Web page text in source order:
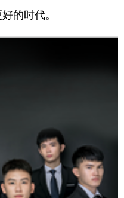
的时代。